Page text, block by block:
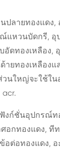
ปลายทองแดง,
แหวนบัดกรี, อุ
อัดทองเหลือง,
ายทองเหลือง
นใหญ่จะใช้ใน
งก์ชั่นอุปกรณ์ท
อกทองแดง, ที
อต่อทองแดง, อ